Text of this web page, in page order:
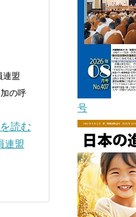
連盟
の呼
読む
連盟
号